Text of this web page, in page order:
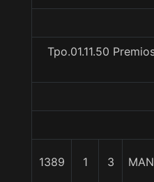
Tpo.01.11.50
1389 1 3